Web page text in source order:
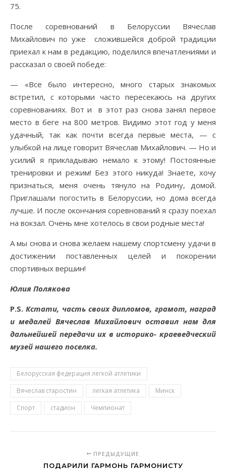
75.
После соревнований в Белоруссии Вячеслав
Михайлович по уже сложившейся доброй традиции
приехал к нам в редакцию, поделился впечатлениями и
рассказал о своей победе:
— «Все было интересно, много старых знакомых
встретил, с которыми часто пересекаюсь на других
соревнованиях. Вот и в этот раз снова занял первое
место в беге на 800 метров. Видимо этот год у меня
удачный, так как почти всегда первые места, — с
улыбкой на лице говорит Вячеслав Михайлович. — Но и
усилий я прикладываю немало к этому! Постоянные
тренировки и режим! Без этого никуда! Знаете, хочу
признаться, меня очень тянуло на Родину, домой.
Приглашали погостить в Белоруссии, но дома всегда
лучше. И после окончания соревнований я сразу поехал
на вокзал. Очень мне хотелось в свои родные места!
А мы снова и снова желаем нашему спортсмену удачи в
достижении поставленных целей и покорении
спортивных вершин!
Юлия Полякова
P.S. Кстати, часть своих дипломов, грамот, наград
и медалей Вячеслав Михайлович оставил нам для
дальнейшей передачи их в историко- краеведческий
музей нашего поселка.
Белорусская федерация легкой атлетики
Вячеслав старостин
легкая атлетика
Минск
Спорт
стадион Чемпионат
ПРЕДЫДУЩИЕ
ПОДАРИЛИ ГАРМОНЬ ГАРМОНИСТУ